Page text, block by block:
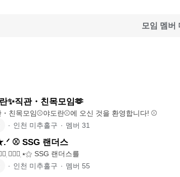
모임 멤버
✨직관・친목모임🫶
SSG랜더스 직관・친목모임⚾️야도란⚾️에 오신 것을 환영합니다! ⚾️
∙ 인천 미추홀구 ∙ 멤버 31
⚾️ SSG 랜더스
๋࣭ ⭑⚝๋࣭ ⭑⚝๋࣭ ⭑⚝๋࣭ ⭑⚝๋࣭ ⭑⚝๋࣭ ⭑⚝ SSG 랜더스를
∙ 인천 미추홀구 ∙ 멤버 55